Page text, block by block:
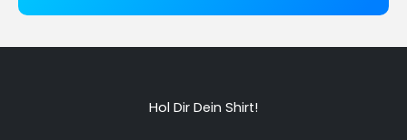
Hol Dir Dein Shirt!